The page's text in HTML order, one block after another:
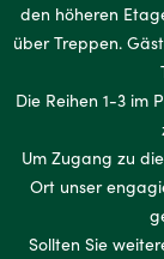
den höheren
über Treppen.
Die Reihen 1-3 im
Um Zugang zu
Ort unser
Sollten Sie